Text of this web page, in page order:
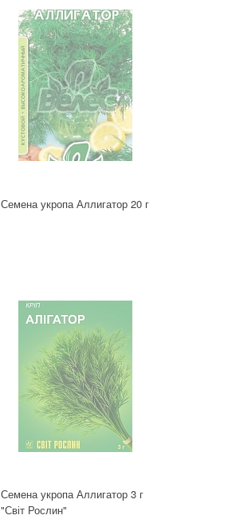
Семена укропа Аллигатор 20 г
Семена укропа Аллигатор 3 г
"Світ Рослин"